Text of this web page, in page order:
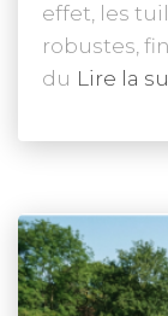
effet, les
robustes,
du Lire la